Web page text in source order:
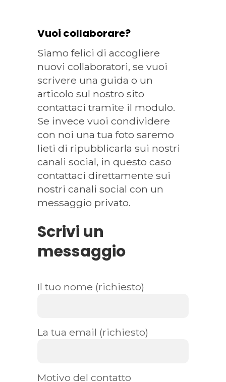
Vuoi collaborare?
Siamo felici di accogliere
nuovi collaboratori, se vuoi
scrivere una guida o un
articolo sul nostro sito
contattaci tramite il modulo.
Se invece vuoi condividere
con noi una tua foto saremo
lieti di ripubblicarla sui nostri
canali social, in questo caso
contattaci direttamente sui
nostri canali social con un
messaggio privato.
Scrivi un
messaggio
Il tuo nome (richiesto)
La tua email (richiesto)
Motivo del contatto